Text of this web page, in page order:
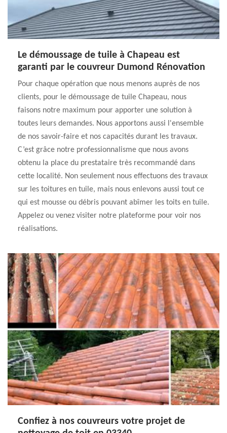
Le démoussage de tuile à Chapeau est
garanti par le couvreur Dumond Rénovation
Pour chaque opération que nous menons auprès de nos
clients, pour le démoussage de tuile Chapeau, nous
faisons notre maximum pour apporter une solution à
toutes leurs demandes. Nous apportons aussi l'ensemble
de nos savoir-faire et nos capacités durant les travaux.
C’est grâce notre professionnalisme que nous avons
obtenu la place du prestataire très recommandé dans
cette localité. Non seulement nous effectuons des travaux
sur les toitures en tuile, mais nous enlevons aussi tout ce
qui est mousse ou débris pouvant abîmer les toits en tuile.
Appelez ou venez visiter notre plateforme pour voir nos
réalisations.
Confiez à nos couvreurs votre projet de